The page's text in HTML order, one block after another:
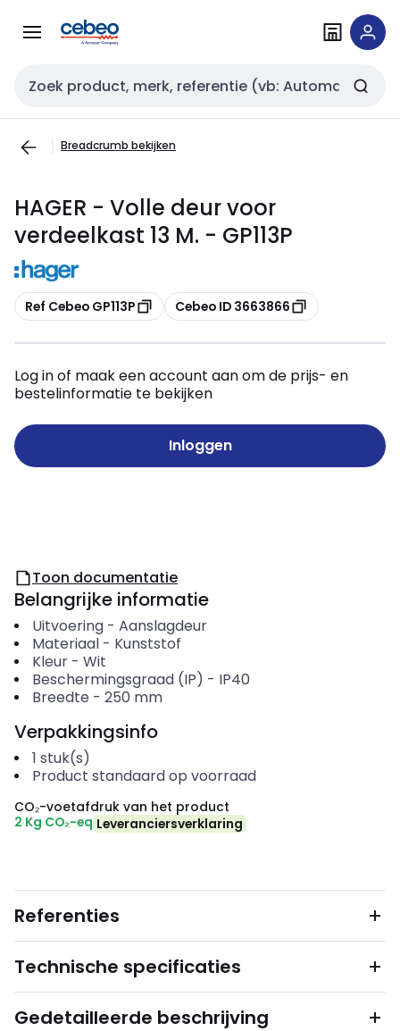
naar
naar
Zoekveld invoer
Breadcrumb bekijken
HAGER - Volle deur voor
verdeelkast 13 M. - GP113P
Kopiëren
Ref Cebeo GP113P Kopiëren
Cebeo ID 3663866
Log in of maak een account aan om de prijs- en
bestelinformatie te bekijken
Inloggen
Toon documentatie
Belangrijke informatie
Uitvoering- Aanslagdeur
Materiaal- Kunststof
Kleur- Wit
Beschermingsgraad (IP) - IP40
Breedte - 250 mm
Verpakkingsinfo
1 stuk(s)
Product standaard op voorraad
CO₂-voetafdruk van het product
2 Kg CO₂-eq Leveranciersverklaring
Referenties
Technische specificaties
Gedetailleerde beschrijving